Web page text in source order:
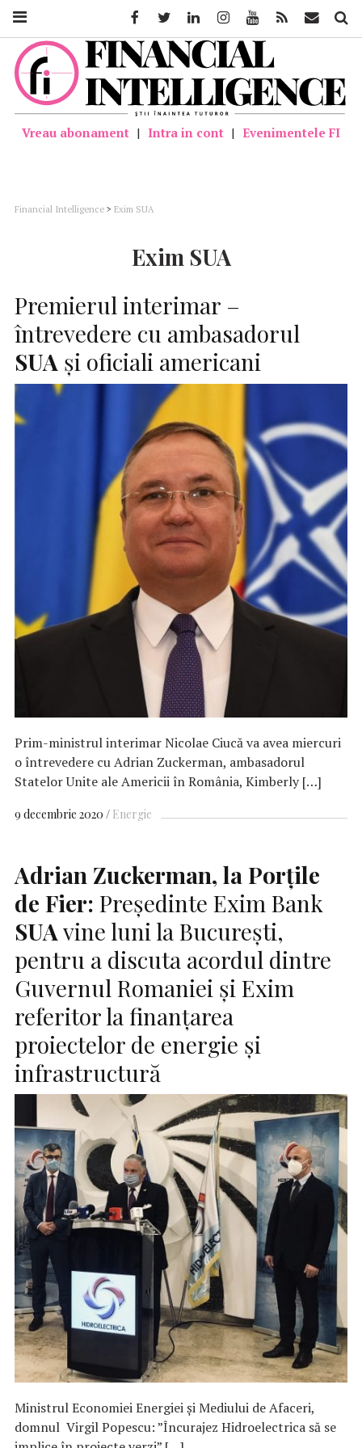
Vreau abonament | Intra in cont | Evenimentele FI
Financial Intelligence > Exim SUA
Exim SUA
Premierul interimar –
întrevedere cu ambasadorul
SUA şi oficiali americani
Prim-ministrul interimar Nicolae Ciucă va avea miercuri
o întrevedere cu Adrian Zuckerman, ambasadorul
Statelor Unite ale Americii în România, Kimberly […]
9 decembrie 2020 Energie
Adrian Zuckerman, la Porțile
de Fier: Președinte Exim Bank
SUA vine luni la Bucureşti,
pentru a discuta acordul dintre
Guvernul Romaniei și Exim
referitor la finanțarea
proiectelor de energie și
infrastructură
Ministrul Economiei Energiei și Mediului de Afaceri,
domnul Virgil Popescu: ”Încurajez Hidroelectrica să se
FacebookTwitter LinkedinInstagramYoutube Feed Mail